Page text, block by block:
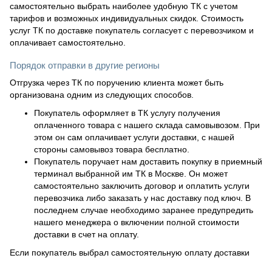
самостоятельно выбрать наиболее удобную ТК с учетом
тарифов и возможных индивидуальных скидок. Стоимость
услуг ТК по доставке покупатель согласует с перевозчиком и
оплачивает самостоятельно.
Порядок отправки в другие регионы
Отгрузка через ТК по поручению клиента может быть
организована одним из следующих способов.
Покупатель оформляет в ТК услугу получения
оплаченного товара с нашего склада самовывозом. При
этом он сам оплачивает услуги доставки, с нашей
стороны самовывоз товара бесплатно.
Покупатель поручает нам доставить покупку в приемный
терминал выбранной им ТК в Москве. Он может
самостоятельно заключить договор и оплатить услуги
перевозчика либо заказать у нас доставку под ключ. В
последнем случае необходимо заранее предупредить
нашего менеджера о включении полной стоимости
доставки в счет на оплату.
Если покупатель выбрал самостоятельную оплату доставки